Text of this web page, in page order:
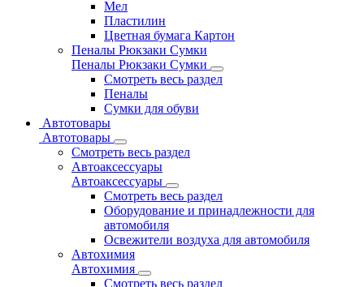
Мел
Пластилин
Цветная бумага Картон
Пеналы Рюкзаки Сумки
Пеналы Рюкзаки Сумки
Смотреть весь раздел
Пеналы
Сумки для обуви
Автотовары
Автотовары
Смотреть весь раздел
Автоаксессуары
Автоаксессуары
Смотреть весь раздел
Оборудование и принадлежности для
автомобиля
Освежители воздуха для автомобиля
Автохимия
Автохимия
Смотреть весь раздел